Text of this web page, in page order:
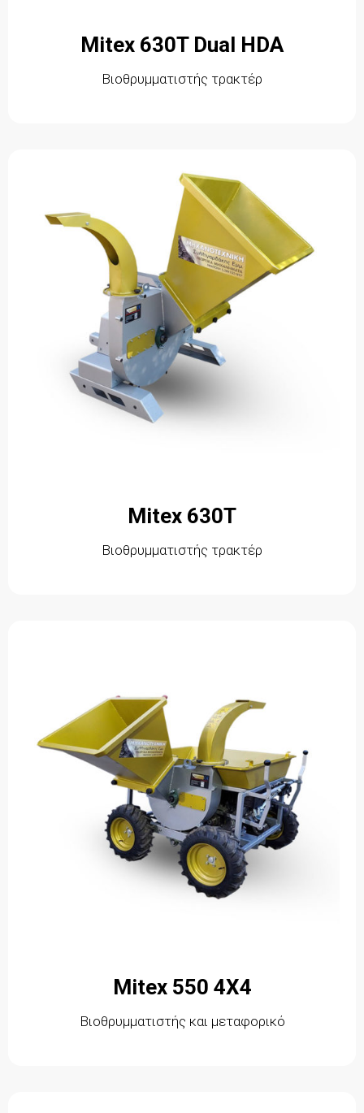
Mitex 630T Dual HDA
Βιοθρυμματιστής τρακτέρ
Mitex 630T
Βιοθρυμματιστής τρακτέρ
Mitex 550 4X4
Βιοθρυμματιστής και μεταφορικό